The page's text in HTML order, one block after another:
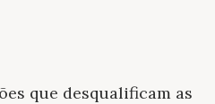
que desqualificam as